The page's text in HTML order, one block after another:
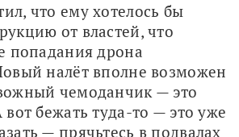
что ему хотелось бы
от властей, что
попадания дрона
налёт вполне возможен
чемоданчик — это
бежать туда-то — это уже
— прячьтесь в подвалах